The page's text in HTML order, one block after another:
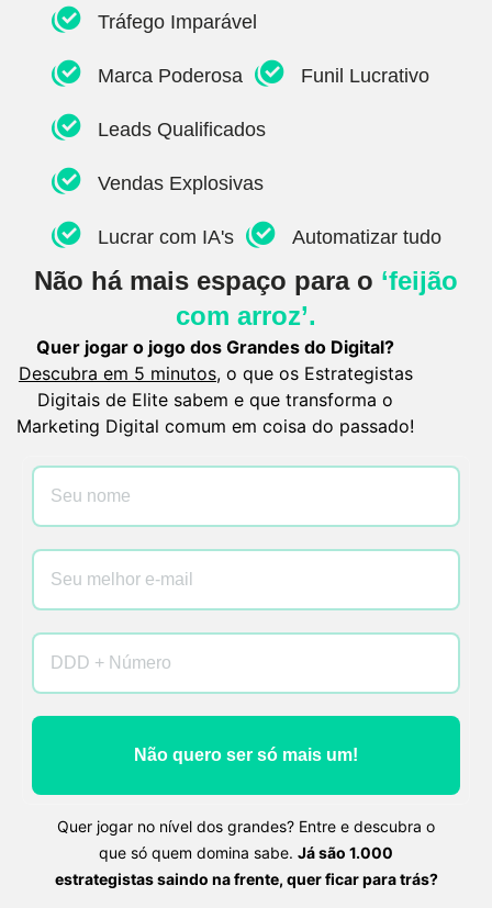
Tráfego Imparável
Marca Poderosa Funil Lucrativo
Leads Qualificados
Vendas Explosivas
Lucrar com IA's Automatizar tudo
Não há mais espaço para o ‘feijão
com arroz’.
Quer jogar o jogo dos Grandes do Digital?
Descubra em 5 minutos, o que os Estrategistas
Digitais de Elite sabem e que transforma o
Marketing Digital comum em coisa do passado!
Não quero ser só mais um!
Quer jogar no nível dos grandes? Entre e descubra o
que só quem domina sabe. Já são 1.000
estrategistas saindo na frente, quer ficar para trás?